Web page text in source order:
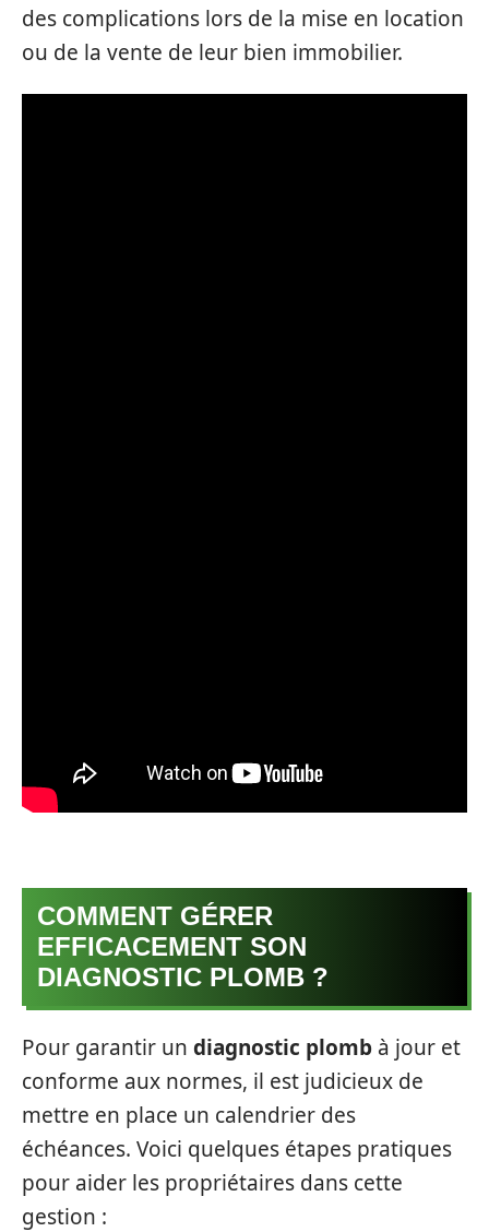
des complications lors de la mise en location
ou de la vente de leur bien immobilier.
COMMENT GÉRER
EFFICACEMENT SON
DIAGNOSTIC PLOMB ?
Pour garantir un diagnostic plomb à jour et
conforme aux normes, il est judicieux de
mettre en place un calendrier des
échéances. Voici quelques étapes pratiques
pour aider les propriétaires dans cette
gestion :